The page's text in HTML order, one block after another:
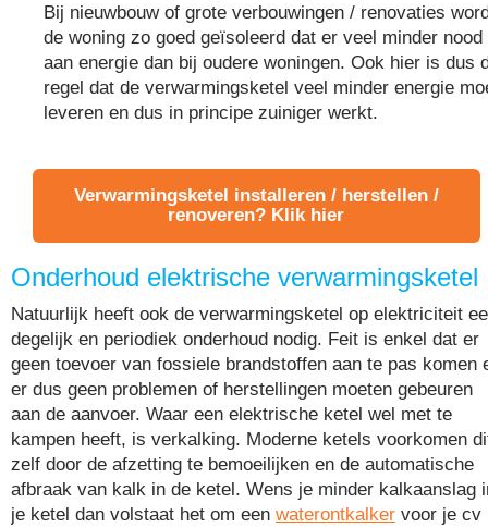
Bij nieuwbouw of grote verbouwingen / renovaties
de woning zo goed geïsoleerd dat er veel minder nood
aan energie dan bij oudere woningen. Ook hier is dus
regel dat de verwarmingsketel veel minder energie
leveren en dus in principe zuiniger werkt.
Verwarmingsketel installeren / herstellen /
renoveren? Klik hier
Onderhoud elektrische verwarmingsketel
Natuurlijk heeft ook de verwarmingsketel op elektriciteit
degelijk en periodiek onderhoud nodig. Feit is enkel dat er
geen toevoer van fossiele brandstoffen aan te pas komen
er dus geen problemen of herstellingen moeten gebeuren
aan de aanvoer. Waar een elektrische ketel wel met te
kampen heeft, is verkalking. Moderne ketels voorkomen
zelf door de afzetting te bemoeilijken en de automatische
afbraak van kalk in de ketel. Wens je minder kalkaanslag
je ketel dan volstaat het om een waterontkalker voor je cv